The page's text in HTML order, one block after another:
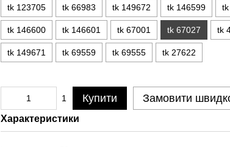
tk 123705 tk 66983 tk 149672 tk 146599
tk 146600 tk 146601 tk 67001 tk 67027 tk
tk 149671 tk 69559 tk 69555 tk 27622
1 Купити Замовити
Характеристики